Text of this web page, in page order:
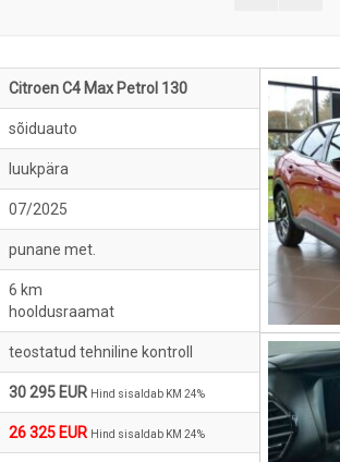
Citroen C4 Max Petrol 130
sõiduauto
luukpära
07/2025
punane met.
6 km
hooldusraamat
teostatud tehniline kontroll
30 295 EUR Hind sisaldab KM 24%
26 325 EUR Hind sisaldab KM 24%